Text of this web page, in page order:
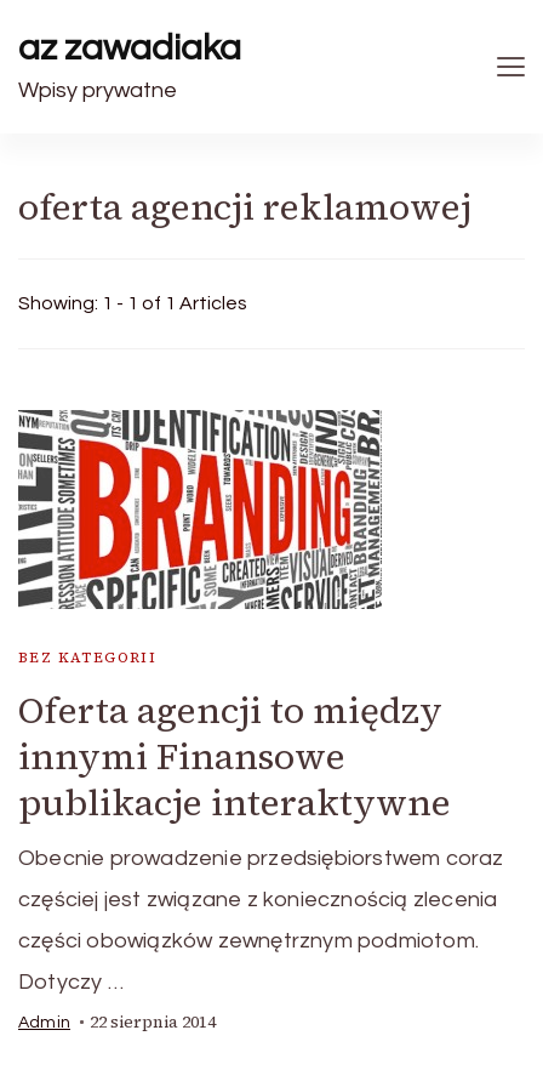
az zawadiaka
Wpisy prywatne
oferta agencji reklamowej
Showing: 1 - 1 of 1 Articles
BEZ KATEGORII
Oferta agencji to między
innymi Finansowe
publikacje interaktywne
Obecnie prowadzenie przedsiębiorstwem coraz
częściej jest związane z koniecznością zlecenia
części obowiązków zewnętrznym podmiotom.
Dotyczy …
Admin 22 sierpnia 2014